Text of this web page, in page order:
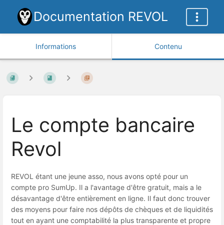
Documentation REVOL
Informations Contenu
Le compte bancaire
Revol
REVOL étant une jeune asso, nous avons opté pour un
compte pro SumUp. Il a l'avantage d'être gratuit, mais a le
désavantage d'être entièrement en ligne. Il faut donc trouver
des moyens pour faire nos dépôts de chèques et de liquidités
tout en ayant une comptabilité la plus transparente et propre